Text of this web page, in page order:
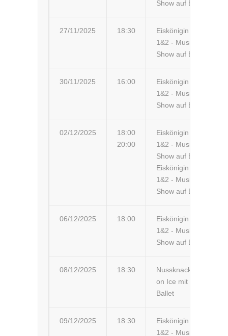
Show auf Eis
27/11/2025 18:30
Eiskönigin
1&2 - Musik-
Show auf Eis
30/11/2025 16:00
Eiskönigin
1&2 - Musik-
Show auf Eis
02/12/2025
18:00
20:00
Eiskönigin
1&2 - Musik-
Show auf Eis
Eiskönigin
1&2 - Musik-
Show auf Eis
06/12/2025 18:00
Eiskönigin
1&2 - Musik-
Show auf Eis
08/12/2025 18:30
Nussknacker
on Ice mit
Ballet
09/12/2025 18:30
Eiskönigin
1&2 - Musik-